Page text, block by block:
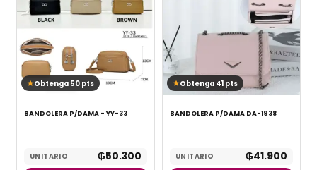
Obtenga 50 pts
BANDOLERA P/DAMA - YY-33
UNITARIO ₲50.300
Obtenga 41 pts
BANDOLERA P/DAMA DA-1938
UNITARIO ₲41.900